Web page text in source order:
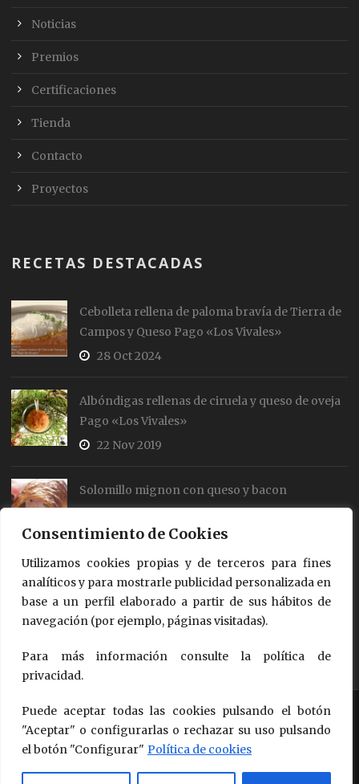
Consentimiento de Cookies
Utilizamos cookies propias y de terceros para fines
analíticos y para mostrarle publicidad personalizada en
base a un perfil elaborado a partir de sus hábitos de
navegación (por ejemplo, páginas visitadas).
Para más información consulte la política de
privacidad.
Puede aceptar todas las cookies pulsando el botón
"Aceptar" o configurarlas o rechazar su uso pulsando
el botón "Configurar" Política de cookies
Noticias
Premios
Certificaciones
Tienda
Contacto
Proyectos
RECETAS DESTACADAS
Cebolleta rellena de paloma bravía de Tierra de
Campos y Queso Pago «Los Vivales»
28 Oct 2024
Albóndigas rellenas de ciruela y queso de oveja
Pago «Los Vivales»
22 Nov 2019
Solomillo mignon con queso y bacon
Rollos de salmón y queso
18 Jul 2018
Copyright © 2018 - 2026 Queso de Oveja Pago "Los Vivales"
Design by Questión de Imagen Comunicación